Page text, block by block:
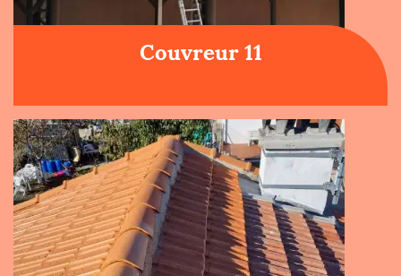
Couvreur 11